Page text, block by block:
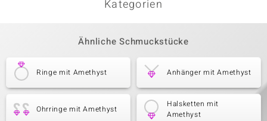
Kategorien
Ähnliche Schmuckstücke
Ringe mit Amethyst Anhänger mit Amethyst
Ohrringe mit Amethyst
Halsketten mit
Amethyst